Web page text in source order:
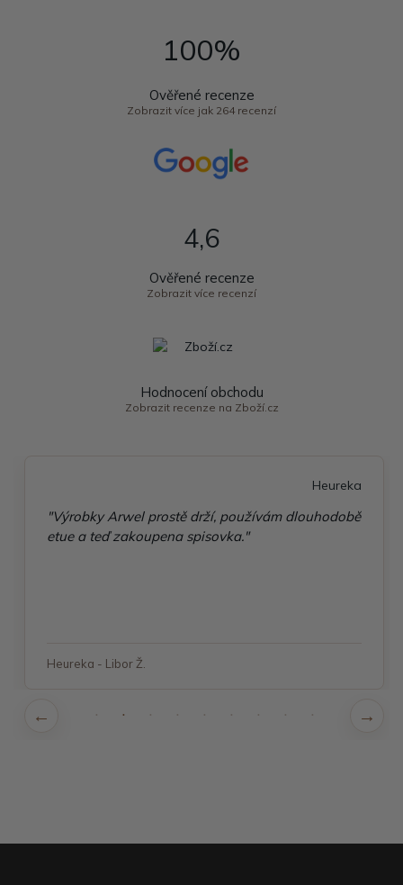
100%
Ověřené recenze
Zobrazit více jak 264 recenzí
4,6
Ověřené recenze
Zobrazit více recenzí
Hodnocení obchodu
Zobrazit recenze na Zboží.cz
Heureka
"Výrobky Arwel prostě drží, používám dlouhodobě
etue a teď zakoupena spisovka."
Heureka - Libor Ž.